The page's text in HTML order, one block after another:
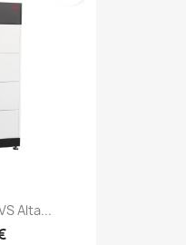
Alta...